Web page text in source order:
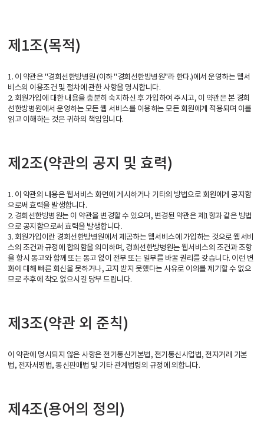
제1조(목적)
1. 이 약관은 "경희선한방병원 (이하 "경희선한방병원"라 한다.)에서 운영하는 웹서
비스의 이용조건 및 절차에 관한 사항을 명시합니다.
2. 회원가입에 대한 내용을 충분히 숙지하신 후 가입하여 주시고, 이 약관은 본 경희
선한방병원에서 운영하는 모든 웹 서비스를 이용하는 모든 회원에게 적용되며 이를
읽고 이해하는 것은 귀하의 책임입니다.
제2조(약관의 공지 및 효력)
1. 이 약관의 내용은 웹서비스 화면에 게시하거나 기타의 방법으로 회원에게 공지함
으로써 효력을 발생합니다.
2. 경희선한방병원는 이 약관을 변경할 수 있으며, 변경된 약관은 제1항과 같은 방법
으로 공지함으로써 효력을 발생합니다.
3. 회원가입이란 경희선한방병원에서 제공하는 웹서비스에 가입하는 것으로 웹서비
스의 조건과 규정에 합의함을 의미하며, 경희선한방병원는 웹서비스의 조건과 조항
을 항시 통고와 함께 또는 통고 없이 전부 또는 일부를 바꿀 권리를 갖습니다. 이런 변
화에 대해 빠른 회신을 못하거나, 고지 받지 못했다는 사유로 이의를 제기할 수 없으
므로 추후에 착오 없으시길 당부 드립니다.
제3조(약관 외 준칙)
이 약관에 명시되지 않은 사항은 전기통신기본법, 전기통신사업법, 전자거래 기본
법, 전자서명법, 통신판매법 및 기타 관계법령의 규정에 의합니다.
제4조(용어의 정의)